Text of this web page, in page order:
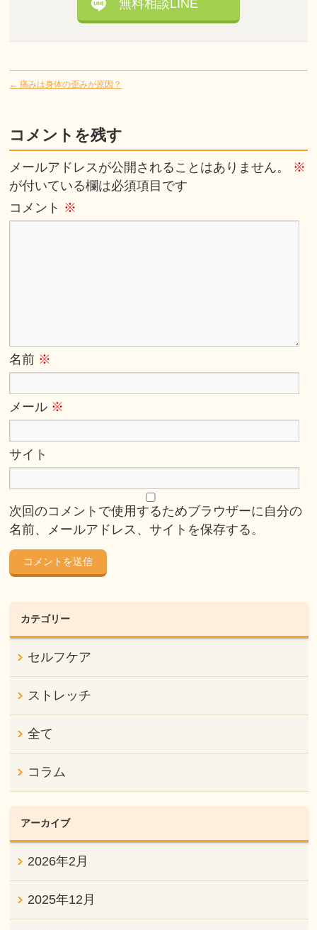
無料相談LINE
← 痛みは身体の歪みが原因？
コメントを残す
メールアドレスが公開されることはありません。
※
が付いている欄は必須項目です
コメント ※
名前 ※
メール ※
サイト
次回のコメントで使用するためブラウザーに自分の
名前、メールアドレス、サイトを保存する。
カテゴリー
セルフケア
ストレッチ
全て
コラム
アーカイブ
2026年2月
2025年12月